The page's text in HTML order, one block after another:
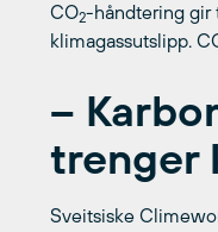
CO2-håndtering gir
klimagassutslipp.
–
trenger
Sveitsiske